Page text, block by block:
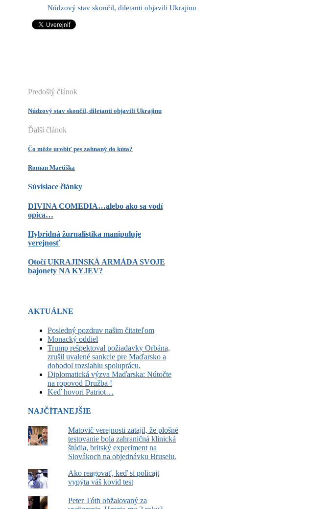
Núdzový stav skončil, diletanti objavili Ukrajinu
Predošlý článok
Núdzový stav skončil, diletanti objavili Ukrajinu
Ďalší článok
Čo môže urobiť pes zahnaný do kúta?
Roman Martiška
Súvisiace články
DIVINA COMEDIA…alebo ako sa vodí
opica…
Hybridná žurnalistika manipuluje
verejnosť
Otočí UKRAJINSKÁ ARMÁDA SVOJE
bajonety NA KYJEV?
AKTUÁLNE
Posledný pozdrav našim čitateľom
Monacký oddiel
Trump rešpektoval požiadavky Orbána,
zrušil uvalené sankcie pre Maďarsko a
dohodol rozsiahlu spoluprácu.
Diplomatická výzva Maďarska: Nútočte
na ropovod Družba !
Keď hovorí Patriot…
NAJČÍTANEJŠIE
Matovič verejnosti zatajil, že plošné
testovanie bola zahraničná klinická
štúdia, britský experiment na
Slovákoch na objednávku Bruselu.
Ako reagovať, keď si policajt
vypýta váš kovid test
Peter Tóth obžalovaný za